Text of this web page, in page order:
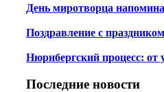
День миротворца
Поздравление с
Нюрнбергский процесс: от
Последние новости